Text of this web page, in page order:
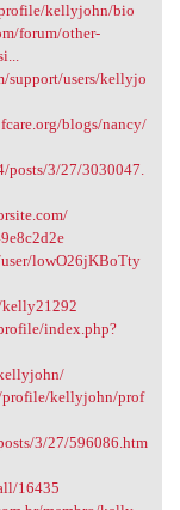
kellyjohn/bio
forum/other-
support/users/kellyjo
blogs/nancy/
posts/3/27/3030047.
lowO26jKBoTty
index.php?
profile/kellyjohn/prof
3/27/596086.htm
16435